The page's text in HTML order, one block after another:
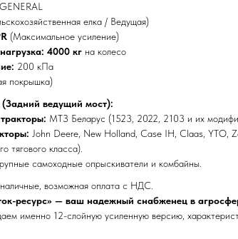
елка / Ведущая)
(Максимальное усиление)
4000 кг на колесо
200 кПа
покрышка)
ведущий мост):
МТЗ Беларус (1523, 2022, 2103 и их
John Deere, New Holland, Case IH, Claas, YTO,
тягового класса).
самоходные опрыскиватели и комбайны.
возможная оплата с НДС.
ресурс» — ваш надежный снабженец в
именно 12-слойную усиленную версию,